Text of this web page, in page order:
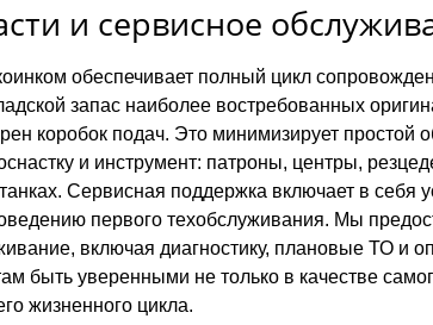
и сервисное
обеспечивает полный цикл
запас наиболее востребованных
коробок подач. Это минимизирует простой
и инструмент: патроны, центры,
Сервисная поддержка включает в себя
первого техобслуживания. Мы
включая диагностику, плановые ТО и
быть уверенными не только в качестве
жизненного цикла.